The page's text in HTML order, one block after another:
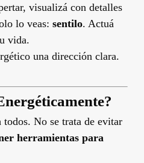
visualizá con detalles
lo veas: sentilo. Actuá
vida.
una dirección clara.
todos. No se trata de evitar
herramientas para